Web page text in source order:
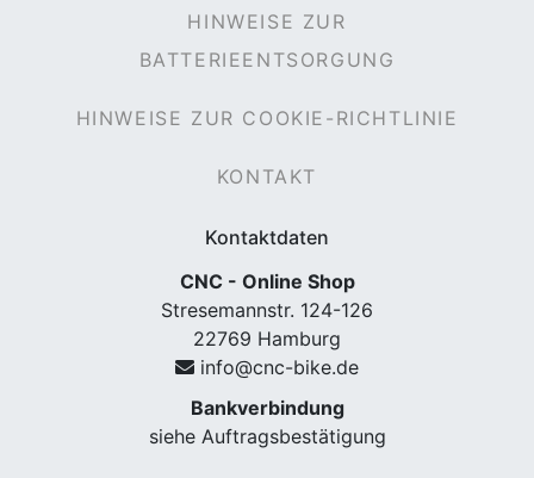
HINWEISE ZUR
BATTERIEENTSORGUNG
HINWEISE ZUR COOKIE-RICHTLINIE
KONTAKT
Kontaktdaten
CNC - Online Shop
Stresemannstr. 124-126
22769 Hamburg
info@cnc-bike.de
Bankverbindung
siehe Auftragsbestätigung